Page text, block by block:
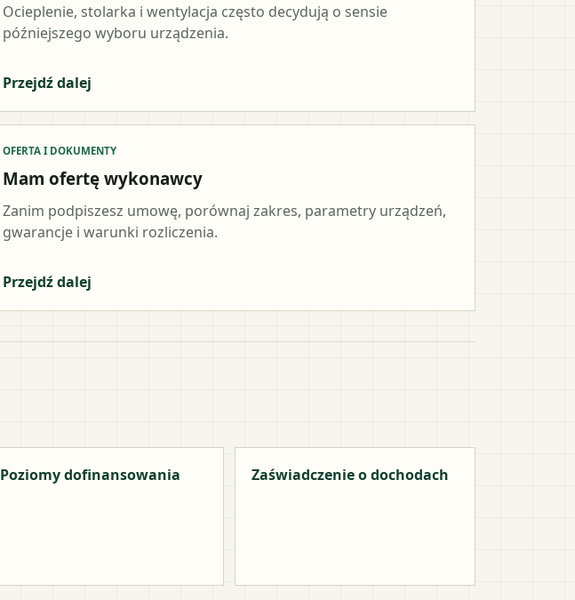
Ocieplenie, stolarka i wentylacja często decydują o sensie
późniejszego wyboru urządzenia.
Przejdź dalej
OFERTA I DOKUMENTY
Mam ofertę wykonawcy
Zanim podpiszesz umowę, porównaj zakres, parametry urządzeń,
gwarancje i warunki rozliczenia.
Przejdź dalej
Poziomy dofinansowania Zaświadczenie o dochodach